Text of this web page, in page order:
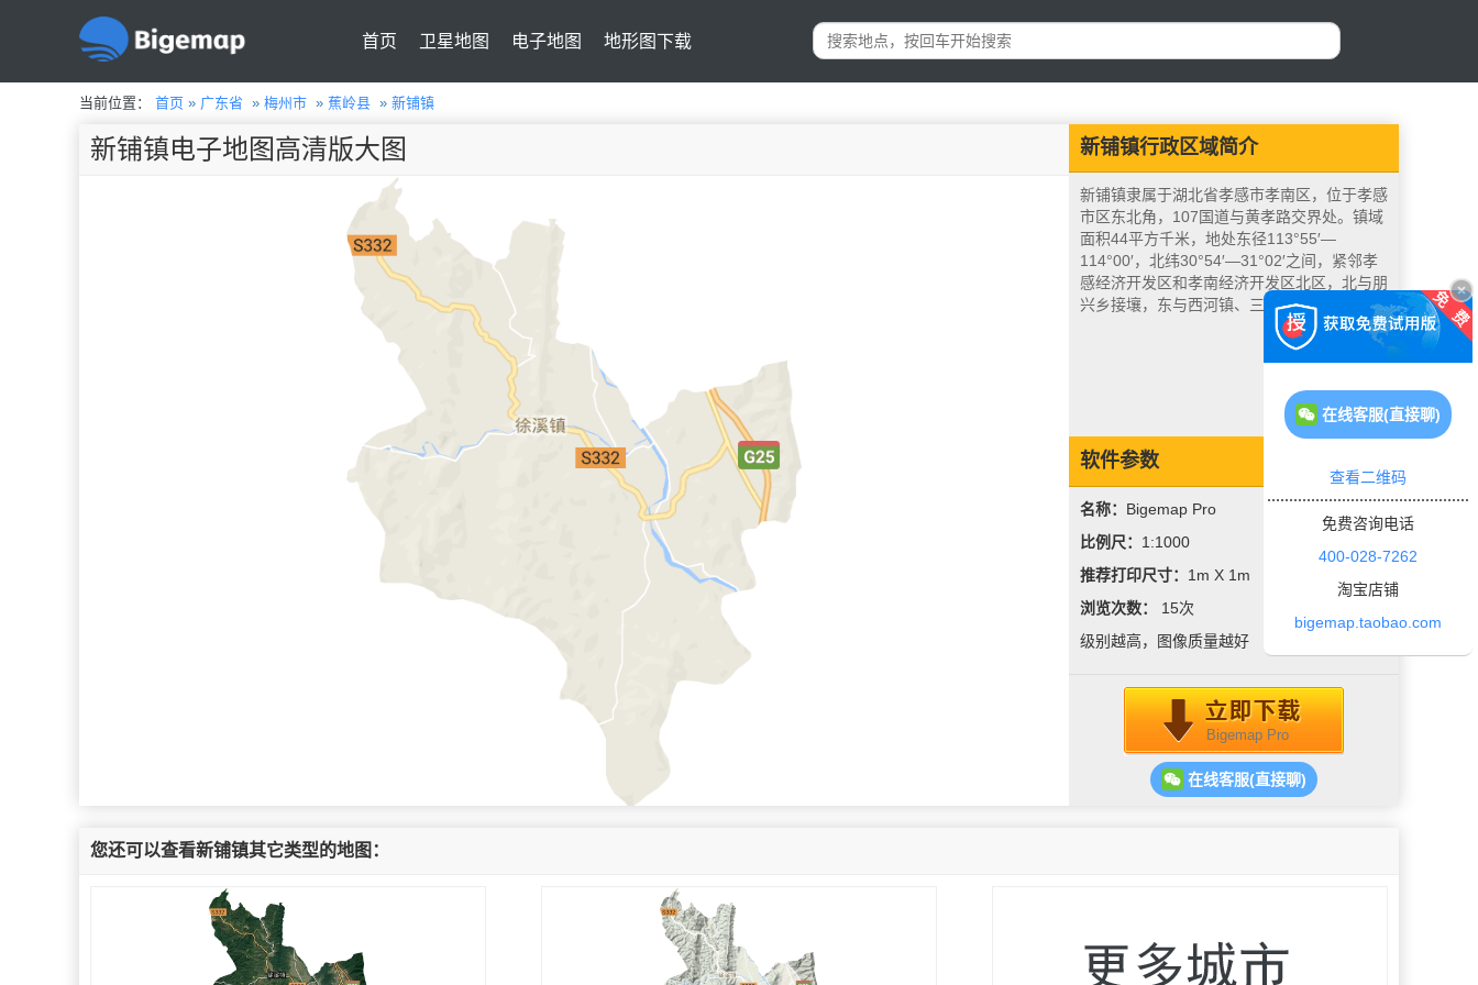
首页 卫星地图 电子地图 地形图下载
当前位置： 首页 » 广东省 » 梅州市 » 蕉岭县 » 新铺镇
新铺镇行政区域简介
新铺镇隶属于湖北省孝感市孝南区，位于孝感
市区东北角，107国道与黄孝路交界处。镇域
面积44平方千米，地处东径113°55′—
114°00′，北纬30°54′—31°02′之间，紧邻孝
感经济开发区和孝南经济开发区北区，北与朋
兴乡接壤，东与西河镇、三汊镇两镇毗邻。
软件参数
名称： Bigemap Pro
比例尺： 1:1000
推荐打印尺寸： 1m X 1m
浏览次数： 15次
级别越高，图像质量越好
Bigemap Pro
在线客服(直接聊)
新铺镇电子地图高清版大图
您还可以查看新铺镇其它类型的地图：
在线客服(直接聊)
查看二维码
免费咨询电话
400-028-7262
淘宝店铺
bigemap.taobao.com